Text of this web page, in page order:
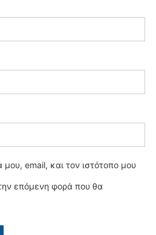
email, και τον ιστότοπο μου
επόμενη φορά που θα